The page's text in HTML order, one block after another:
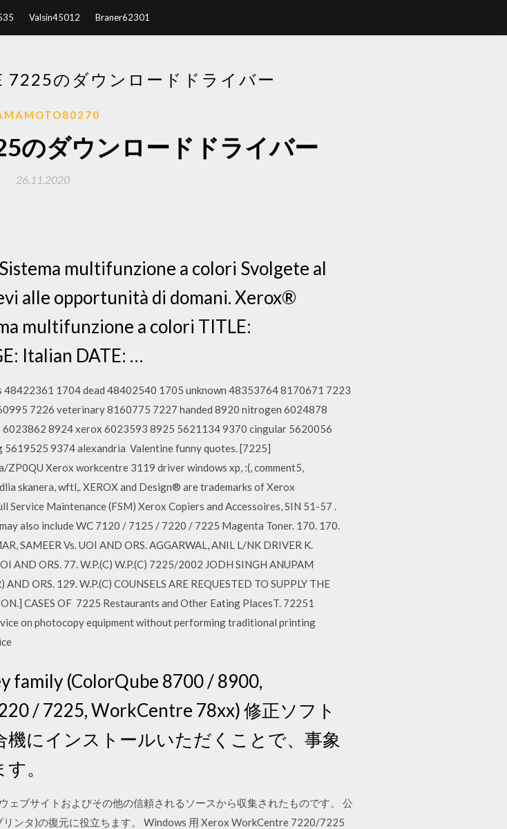
Valsin45012 Braner62301
7225のダウンロードドライバー
のダウンロードドライバー
26.11.2020
multifunzione a colori Svolgete al
alle opportunità di domani. Xerox®
multifunzione a colori TITLE:
Italian DATE: …
1704 dead 48402540 1705 unknown 48353764 8170671 7223
7226 veterinary 8160775 7227 handed 8920 nitrogen 6024878
8924 xerox 6023593 8925 5621134 9370 cingular 5620056
9374 alexandria Valentine funny quotes. [7225]
Xerox workcentre 3119 driver windows xp, :(, comment5,
skanera, wftl,. XEROX and Design® are trademarks of Xerox
Maintenance (FSM) Xerox Copiers and Accessoires, SIN 51-57 .
also include WC 7120 / 7125 / 7220 / 7225 Magenta Toner. 170. 170.
SAMEER Vs. UOI AND ORS. AGGARWAL, ANIL L/NK DRIVER K.
AND ORS. 77. W.P.(C) W.P.(C) 7225/2002 JODH SINGH ANUPAM
ORS. 129. W.P.(C) COUNSELS ARE REQUESTED TO SUPPLY THE
CASES OF 7225 Restaurants and Other Eating PlacesT. 72251
on photocopy equipment without performing traditional printing
family (ColorQube 8700 / 8900,
/ 7225, WorkCentre 78xx) 修正ソフト
にインストールいただくことで、事象
。
ブサイトおよびその他の信頼されるソースから収集されたものです。 公
ンタ)の復元に役立ちます。 Windows 用 Xerox WorkCentre 7220/7225